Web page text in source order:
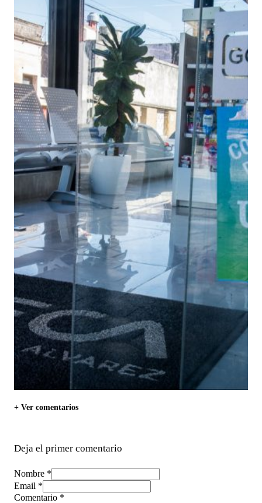
+ Ver comentarios
Deja el primer comentario
Nombre *
Email *
Comentario *